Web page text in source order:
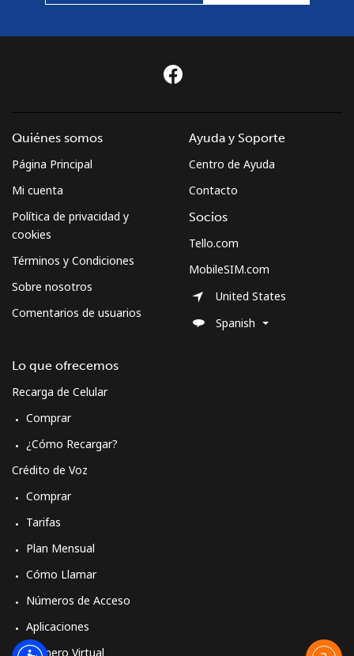
Quiénes somos
Página Principal
Mi cuenta
Política de privacidad y
cookies
Términos y Condiciones
Sobre nosotros
Comentarios de usuarios
Lo que ofrecemos
Recarga de Celular
Comprar
¿Cómo Recargar?
Crédito de Voz
Comprar
Tarifas
Plan Mensual
Cómo Llamar
Números de Acceso
Aplicaciones
Número Virtual
Ayuda y Soporte
Centro de Ayuda
Contacto
Socios
Tello.com
MobileSIM.com
United States
Spanish